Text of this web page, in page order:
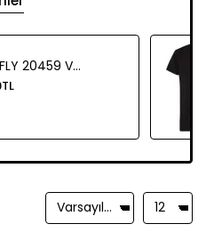
SUPERFLY 20459 V YAKA KISA KOL YAKA KIRLI DIKISLI